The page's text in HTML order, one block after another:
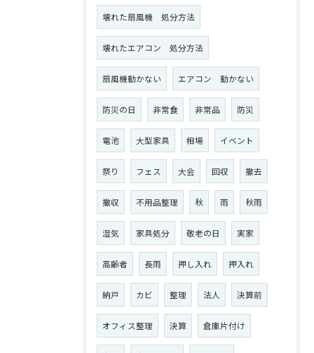
壊れた扇風機 処分方法
壊れたエアコン 処分方法
扇風機動かない エアコン 動かない
防災の日 非常食 非常品 防災
電池 大型家具 相場 イベント
祭り フェス 大会 回収 撤去
撤収 不用品整理 秋 雨 秋雨
湿気 家具処分 敬老の日 実家
高齢者 長雨 押し入れ 押入れ
納戸 カビ 整理 法人 決算前
オフィス整理 決算 倉庫片付け